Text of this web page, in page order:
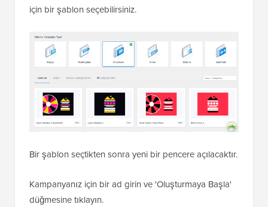
için bir şablon seçebilirsiniz.
Bir şablon seçtikten sonra yeni bir pencere açılacaktır.
Kampanyanız için bir ad girin ve 'Oluşturmaya Başla'
düğmesine tıklayın.